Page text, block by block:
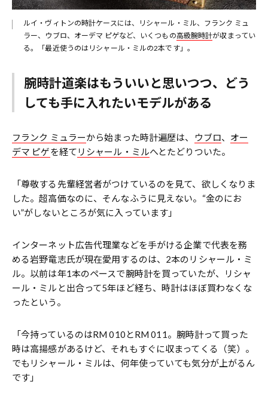
ルイ・ヴィトンの時計ケースには、リシャール・ミル、フランク ミュ
ラー、ウブロ、オーデマ ピゲなど、いくつもの高級腕時計が収まってい
る。「最近使うのはリシャール・ミルの2本です」。
腕時計道楽はもういいと思いつつ、どう
しても手に入れたいモデルがある
フランク ミュラーから始まった時計遍歴は、 ウブロ、 オー
デマ ピゲを経て リシャール・ミルへとたどりついた。
「尊敬する先輩経営者がつけているのを見て、欲しくなりま
した。超高価なのに、そんなふうに見えない。“金のにお
い”がしないところが気に入っています」
インターネット広告代理業などを手がける企業で代表を務
める岩野竜志氏が現在愛用するのは、2本のリシャール・ミ
ル。以前は年1本のペースで腕時計を買っていたが、リシャ
ール・ミルと出合って5年ほど経ち、時計はほぼ買わなくな
ったという。
「今持っているのはRM 010とRM 011。腕時計って買った
時は高揚感があるけど、それもすぐに収まってくる（笑）。
でもリシャール・ミルは、何年使っていても気分が上がるん
です」